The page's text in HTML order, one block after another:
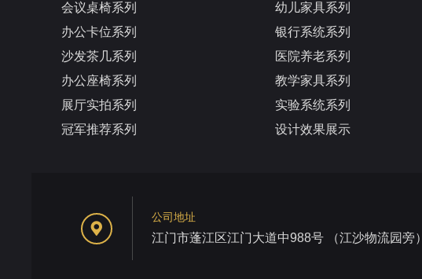
会议桌椅系列
办公卡位系列
沙发茶几系列
办公座椅系列
展厅实拍系列
冠军推荐系列
幼儿家具系列
银行系统系列
医院养老系列
教学家具系列
实验系统系列
设计效果展示
公司地址
江门市蓬江区江门大道中988号 （江沙物流园旁）